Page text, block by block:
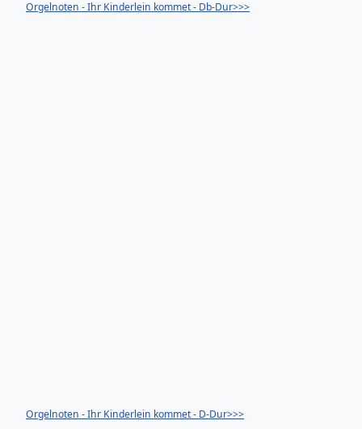
Orgelnoten - Ihr Kinderlein kommet - Db-Dur>>>
Orgelnoten - Ihr Kinderlein kommet - D-Dur>>>